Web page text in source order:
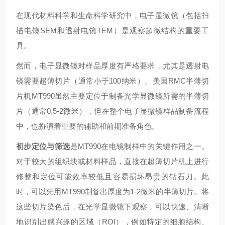
在现代材料科学和生命科学研究中，电子显微镜（包括扫
描电镜SEM和透射电镜TEM）是观察超微结构的重要工
具。
然而，电子显微镜对样品厚度有严格要求，尤其是透射电
镜需要超薄切片（通常小于100纳米）。美国RMC半薄切
片机MT990虽然主要定位于制备光学显微镜所需的半薄切
片（通常0.5-2微米），但在整个电子显微镜样品制备流程
中，也扮演着重要的辅助和前期准备角色。
初步定位与筛选是MT990在电镜制样中的关键作用之一。
对于较大的组织块或材料样品，直接在超薄切片机上进行
修整和定位可能效率较低且容易损坏昂贵的钻石刀。此
时，可以先用MT990制备出厚度为1-2微米的半薄切片。将
这些切片染色后，在光学显微镜下观察，可以快速、清晰
地识别出感兴趣的区域（ROI），例如特定的细胞结构、